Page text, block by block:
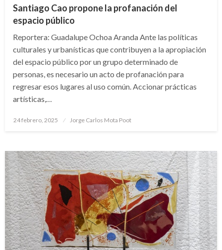
Santiago Cao propone la profanación del
espacio público
Reportera: Guadalupe Ochoa Aranda Ante las políticas
culturales y urbanísticas que contribuyen a la apropiación
del espacio público por un grupo determinado de
personas, es necesario un acto de profanación para
regresar esos lugares al uso común. Accionar prácticas
artísticas,…
Publicado
24 febrero, 2025 Jorge Carlos Mota Poot